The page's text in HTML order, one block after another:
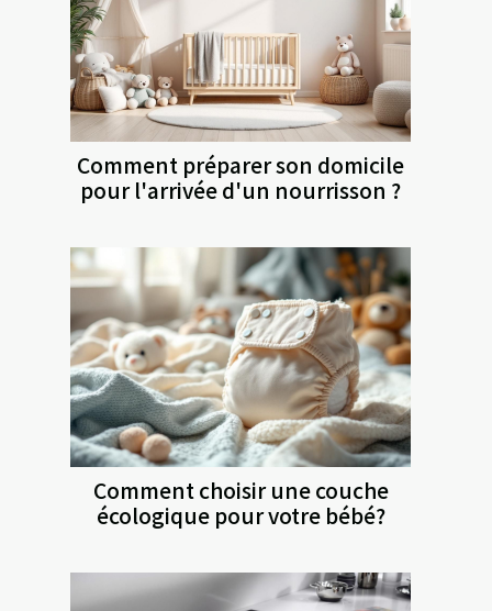
Comment préparer son domicile
pour l'arrivée d'un nourrisson ?
Comment choisir une couche
écologique pour votre bébé?